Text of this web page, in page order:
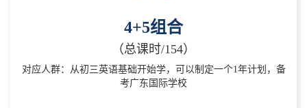
4+5组合
（总课时/154）
对应人群：从初三英语基础开始学，可以制定一个1年计划，备
考广东国际学校